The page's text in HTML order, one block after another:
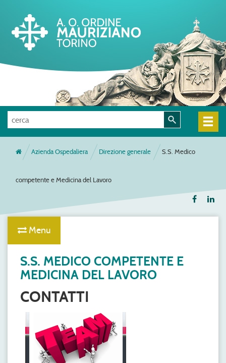
Azienda Ospedaliera Direzione generale S.S. Medico
competente e Medicina del Lavoro
Menu
S.S. MEDICO COMPETENTE E
MEDICINA DEL LAVORO
CONTATTI